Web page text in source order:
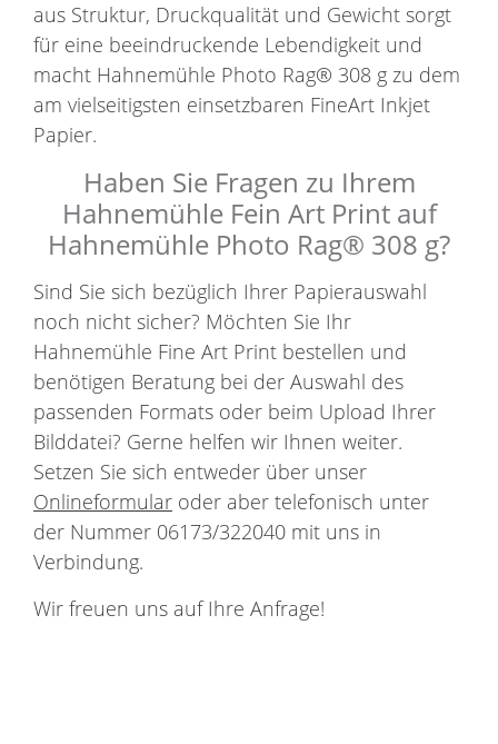
aus Struktur, Druckqualität und Gewicht sorgt
für eine beeindruckende Lebendigkeit und
macht Hahnemühle Photo Rag® 308 g zu dem
am vielseitigsten einsetzbaren FineArt Inkjet
Papier.
Haben Sie Fragen zu Ihrem
Hahnemühle Fein Art Print auf
Hahnemühle Photo Rag® 308 g?
Sind Sie sich bezüglich Ihrer Papierauswahl
noch nicht sicher? Möchten Sie Ihr
Hahnemühle Fine Art Print bestellen und
benötigen Beratung bei der Auswahl des
passenden Formats oder beim Upload Ihrer
Bilddatei? Gerne helfen wir Ihnen weiter.
Setzen Sie sich entweder über unser
Onlineformular oder aber telefonisch unter
der Nummer 06173/322040 mit uns in
Verbindung.
Wir freuen uns auf Ihre Anfrage!